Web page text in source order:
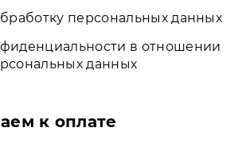
персональных данных
в отношении
данных
к оплате